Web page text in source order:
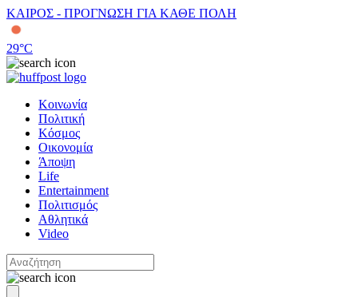
ΚΑΙΡΟΣ - ΠΡΟΓΝΩΣΗ ΓΙΑ ΚΑΘΕ ΠΟΛΗ
29°C
Κοινωνία
Πολιτική
Κόσμος
Οικονομία
Άποψη
Life
Entertainment
Πολιτισμός
Αθλητικά
Video